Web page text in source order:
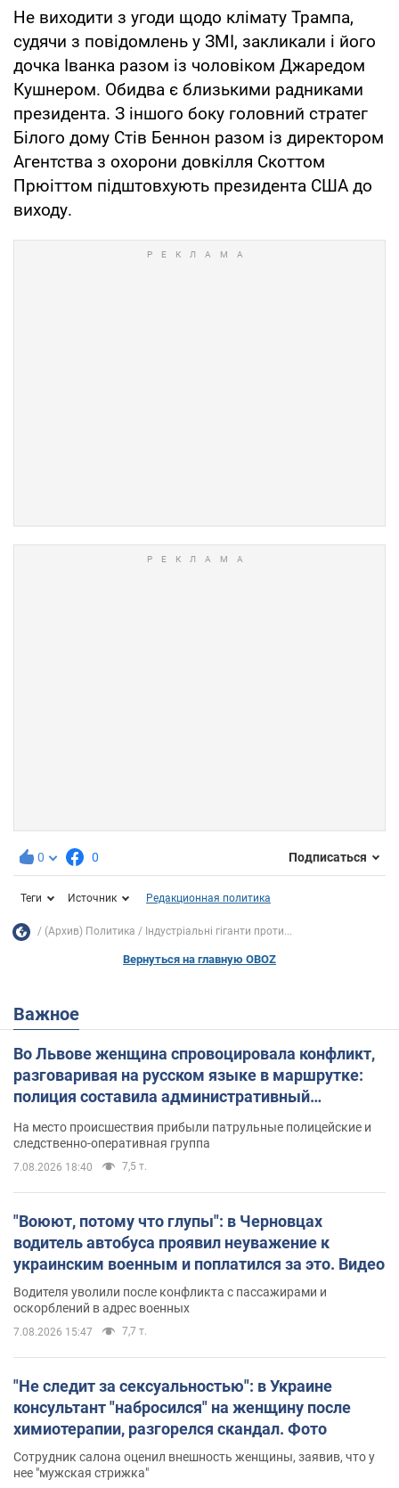
Не виходити з угоди щодо клімату Трампа,
судячи з повідомлень у ЗМІ, закликали і його
дочка Іванка разом із чоловіком Джаредом
Кушнером. Обидва є близькими радниками
президента. З іншого боку головний стратег
Білого дому Стів Беннон разом із директором
Агентства з охорони довкілля Скоттом
Прюіттом підштовхують президента США до
виходу.
0 0 Подписаться
Теги Источник Редакционная политика
(Архив) Политика Індустріальні гіганти проти...
Вернуться на главную OBOZ
Важное
Во Львове женщина спровоцировала конфликт,
разговаривая на русском языке в маршрутке:
полиция составила административный
На место происшествия прибыли патрульные полицейские и
следственно-оперативная группа
7.08.2026 18:40 7,5 т.
"Воюют, потому что глупы": в Черновцах
водитель автобуса проявил неуважение к
украинским военным и поплатился за это. Видео
Водителя уволили после конфликта с пассажирами и
оскорблений в адрес военных
7.08.2026 15:47 7,7 т.
"Не следит за сексуальностью": в Украине
консультант "набросился" на женщину после
химиотерапии, разгорелся скандал. Фото
Сотрудник салона оценил внешность женщины, заявив, что у
нее "мужская стрижка"